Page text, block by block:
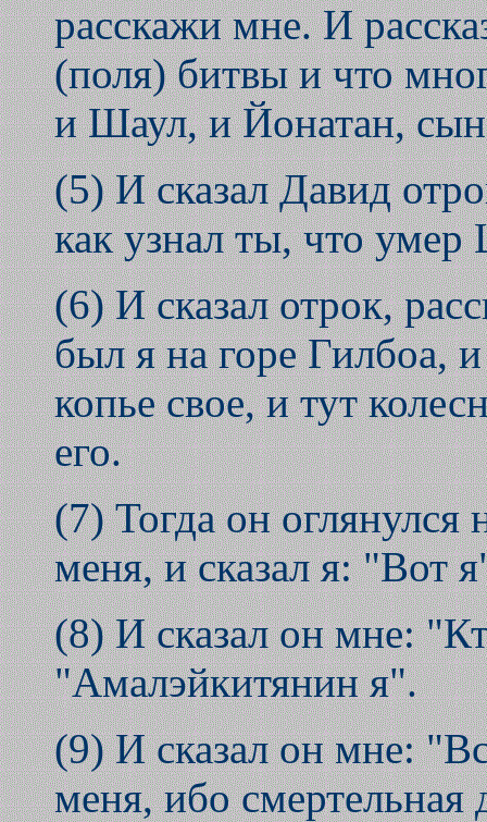
расскажи мне. И
(поля) битвы и что
и Шаул, и Йонатан,
(5) И сказал Давид
как узнал ты, что
(6) И сказал отрок,
был я на горе Гилбоа,
копье свое, и тут
его.
(7) Тогда он оглянулся
меня, и сказал я: "Вот
(8) И сказал он мне:
"Амалэйкитянин я".
(9) И сказал он мне:
меня, ибо смертельная